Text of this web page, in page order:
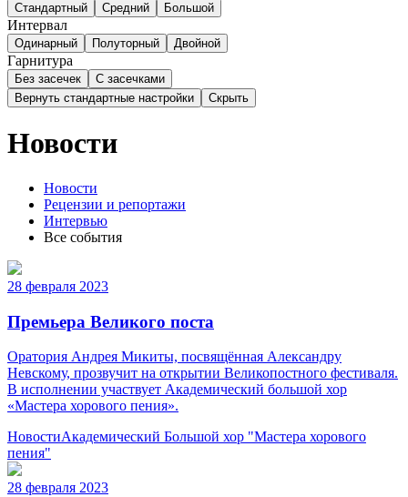
Стандартный Средний Большой
Интервал
Одинарный Полуторный Двойной
Гарнитура
Без засечек
С засечками
Вернуть стандартные настройки
Скрыть
Новости
Новости
Рецензии и репортажи
Интервью
Все события
28 февраля 2023
Премьера Великого поста
Оратория Андрея Микиты, посвящённая Александру
Невскому, прозвучит на открытии Великопостного фестиваля.
В исполнении участвует Академический большой хор
«Мастера хорового пения».
НовостиАкадемический Большой хор "Мастера хорового
пения"
28 февраля 2023